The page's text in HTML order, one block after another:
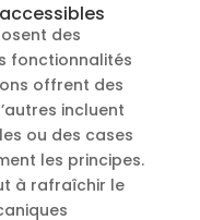
des
fonctionnalités
offrent des
incluent
ou des cases
les principes.
à rafraîchir le